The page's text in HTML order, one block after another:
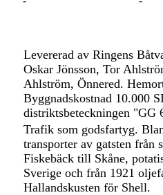
Levererad av Ringens
Oskar Jönsson, Tor
Ahlström, Önnered.
Byggnadskostnad 10.000
distriktsbeteckningen "GG
Trafik som godsfartyg.
transporter av gatsten från
Fiskebäck till Skåne,
Sverige och från 1921
Hallandskusten för Shell.